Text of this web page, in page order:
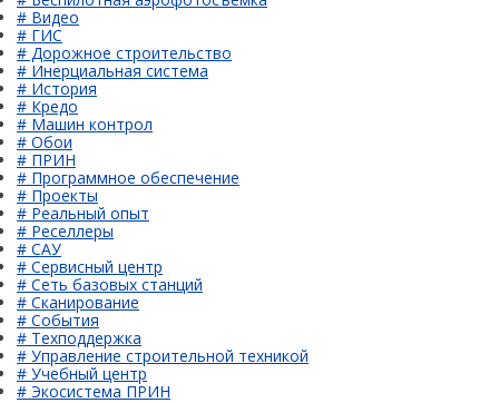
# Видео
# ГИС
# Дорожное строительство
# Инерциальная система
# История
# Кредо
# Машин контрол
# Обои
# ПРИН
# Программное обеспечение
# Проекты
# Реальный опыт
# Реселлеры
# САУ
# Сервисный центр
# Сеть базовых станций
# Сканирование
# События
# Техподдержка
# Управление строительной техникой
# Учебный центр
# Экосистема ПРИН